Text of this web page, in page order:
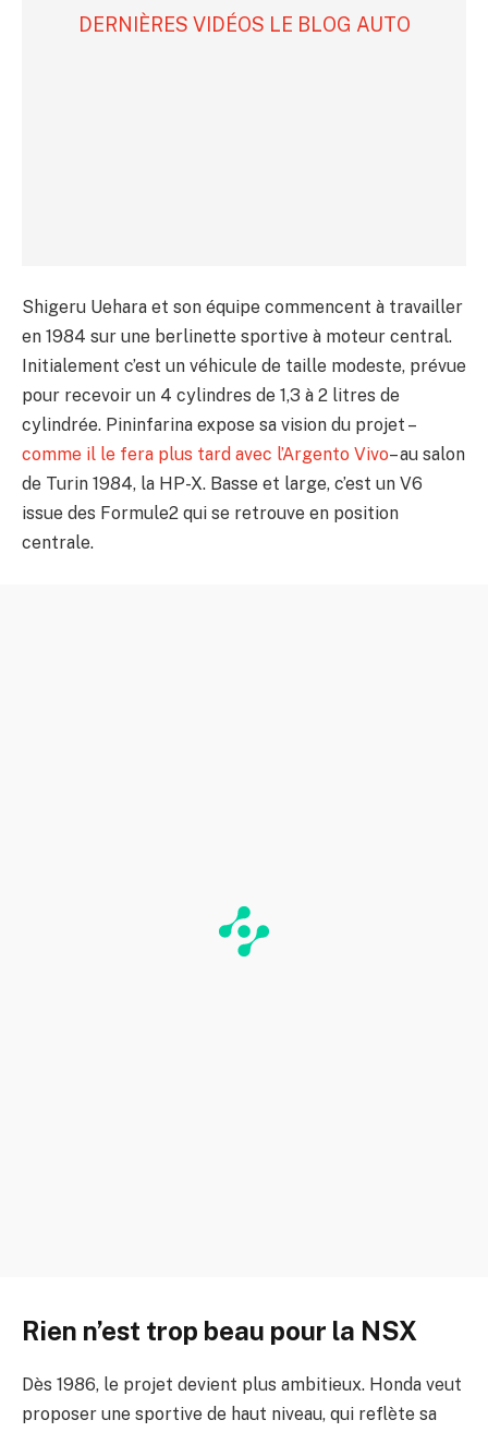
DERNIÈRES VIDÉOS LE BLOG AUTO
Shigeru Uehara et son équipe commencent à travailler
en 1984 sur une berlinette sportive à moteur central.
Initialement c’est un véhicule de taille modeste, prévue
pour recevoir un 4 cylindres de 1,3 à 2 litres de
cylindrée. Pininfarina expose sa vision du projet –
comme il le fera plus tard avec l’Argento Vivo– au salon
de Turin 1984, la HP-X. Basse et large, c’est un V6
issue des Formule2 qui se retrouve en position
centrale.
Rien n’est trop beau pour la NSX
Dès 1986, le projet devient plus ambitieux. Honda veut
proposer une sportive de haut niveau, qui reflète sa